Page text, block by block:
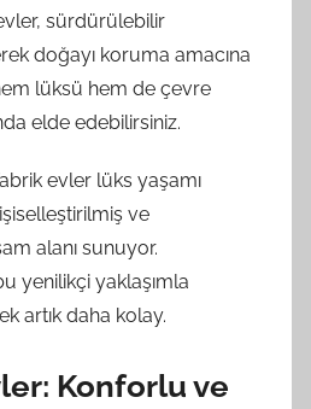
sürdürülebilir
doğayı koruma amacına
lüksü hem de çevre
elde edebilirsiniz.
evler lüks yaşamı
ve
alanı sunuyor.
yenilikçi yaklaşımla
artık daha kolay.
Konforlu ve